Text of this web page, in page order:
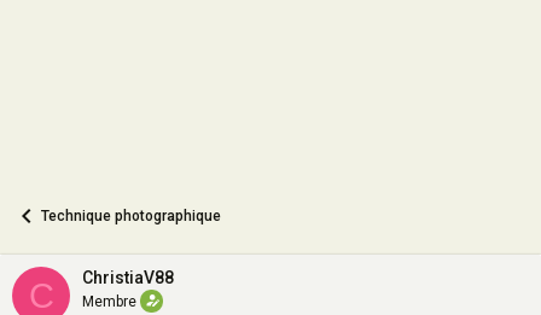
Technique photographique
C ChristiaV88
Membre